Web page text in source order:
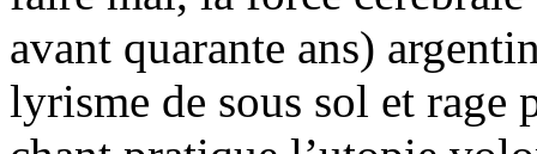
avant quarante ans)
lyrisme de sous sol et rage